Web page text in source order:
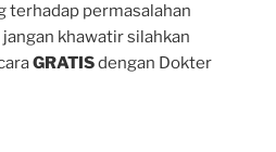
terhadap permasalahan
khawatir silahkan
GRATISdengan Dokter